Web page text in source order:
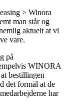
> Winora
man står og
aktuelt at vi
vare.
på
WINORA
bestillingen
det formål at de
har